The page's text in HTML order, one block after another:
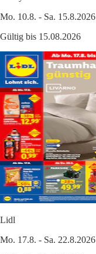
Mo. 10.8. - Sa. 15.8.2026
Gültig bis 15.08.2026
Lidl
Mo. 17.8. - Sa. 22.8.2026